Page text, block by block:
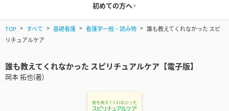
初めての方へ
TOP すべて 基礎看護 看護学一般・読み物
誰も教えてくれなかった スピ
リチュアルケア
誰も教えてくれなかった スピリチュアルケア【電子版】
岡本 拓也(著)